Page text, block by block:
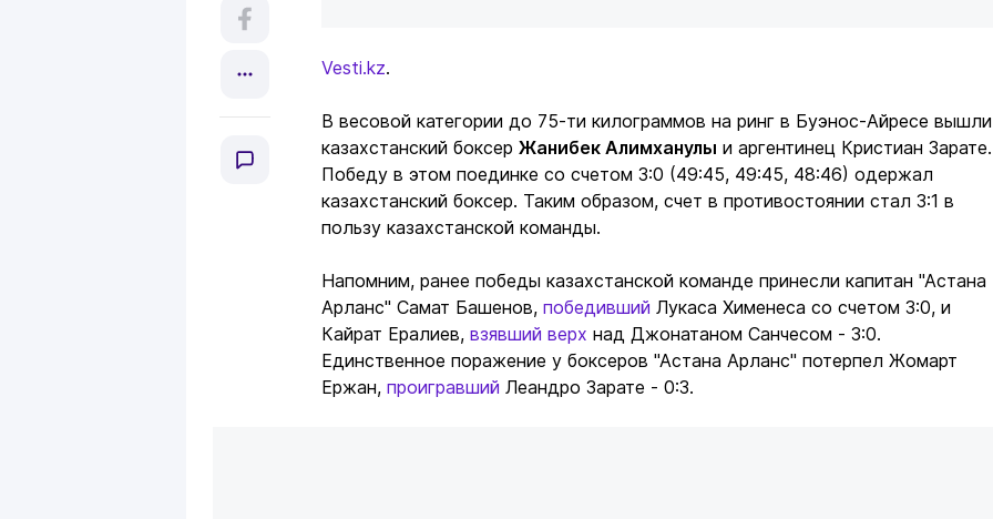
Vesti.kz.
В весовой категории до 75-ти килограммов на ринг в Буэнос-Айресе вышли
казахстанский боксер Жанибек Алимханулы и аргентинец Кристиан Зарате.
Победу в этом поединке со счетом 3:0 (49:45, 49:45, 48:46) одержал
казахстанский боксер. Таким образом, счет в противостоянии стал 3:1 в
пользу казахстанской команды.
Напомним, ранее победы казахстанской команде принесли капитан "Астана
Арланс" Самат Башенов, победивший Лукаса Хименеса со счетом 3:0, и
Кайрат Ералиев, взявший верх над Джонатаном Санчесом - 3:0.
Единственное поражение у боксеров "Астана Арланс" потерпел Жомарт
Ержан, проигравший Леандро Зарате - 0:3.